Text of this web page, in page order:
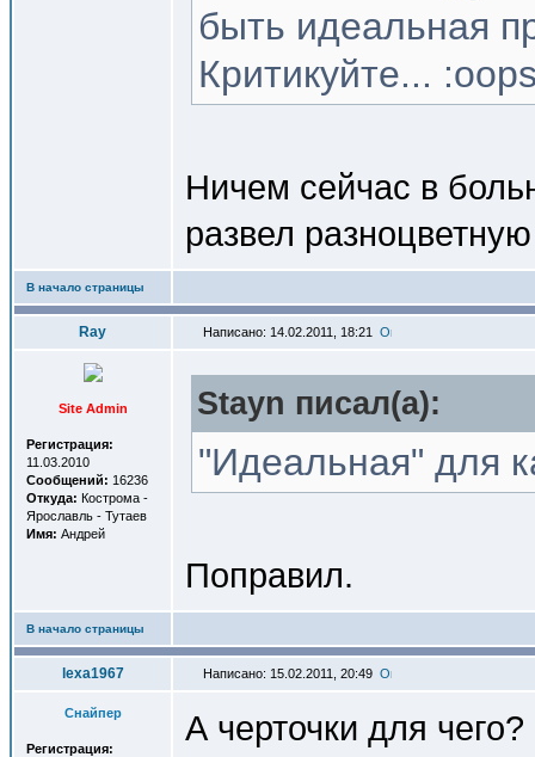
быть идеальная
Критикуйте...
Ничем сейчас в
развел
В начало страницы
Ray Написано: 14.02.2011, 18:21
Site Admin
Регистрация:
11.03.2010
Сообщений: 16236
Откуда: Кострома -
Ярославль - Тутаев
Имя: Андрей
Stayn писал(a):
"Идеальная" для
Поправил.
В начало страницы
lexa1967 Написано: 15.02.2011, 20:49
Снайпер
Регистрация:
А черточки для чего?